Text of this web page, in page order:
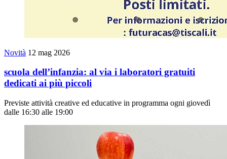
Novità 12 mag 2026
scuola dell’infanzia: al via i laboratori gratuiti
dedicati ai più piccoli
Previste attività creative ed educative in programma ogni giovedì
dalle 16:30 alle 19:00